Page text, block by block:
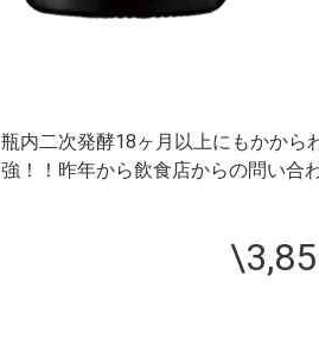
瓶内二次発酵18ヶ月以上にもかから
強！！昨年から飲食店からの問い合